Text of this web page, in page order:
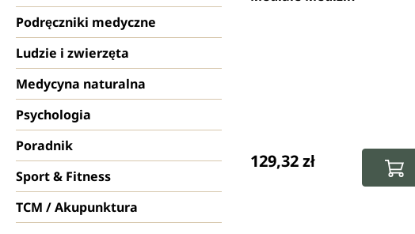
Podręczniki medyczne
Ludzie i zwierzęta
Medycyna naturalna
Psychologia
Poradnik
Sport & Fitness
TCM / Akupunktura
129,32 zł